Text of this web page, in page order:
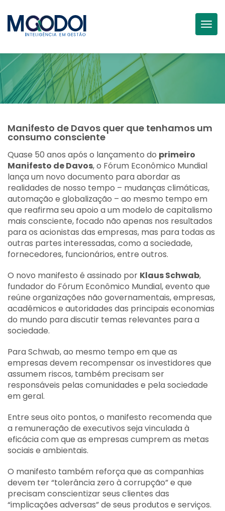
Manifesto de Davos quer que tenhamos um
consumo consciente
Quase 50 anos após o lançamento do primeiro
Manifesto de Davos, o Fórum Econômico Mundial
lança um novo documento para abordar as
realidades de nosso tempo – mudanças climáticas,
automação e globalização – ao mesmo tempo em
que reafirma seu apoio a um modelo de capitalismo
mais consciente, focado não apenas nos resultados
para os acionistas das empresas, mas para todas as
outras partes interessadas, como a sociedade,
fornecedores, funcionários, entre outros.
O novo manifesto é assinado por Klaus Schwab,
fundador do Fórum Econômico Mundial, evento que
reúne organizações não governamentais, empresas,
acadêmicos e autoridades das principais economias
do mundo para discutir temas relevantes para a
sociedade.
Para Schwab, ao mesmo tempo em que as
empresas devem recompensar os investidores que
assumem riscos, também precisam ser
responsáveis pelas comunidades e pela sociedade
em geral.
Entre seus oito pontos, o manifesto recomenda que
a remuneração de executivos seja vinculada à
eficácia com que as empresas cumprem as metas
sociais e ambientais.
O manifesto também reforça que as companhias
devem ter “tolerância zero à corrupção” e que
precisam conscientizar seus clientes das
“implicações adversas” de seus produtos e serviços.